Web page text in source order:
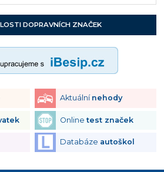
DOPRAVNÍCH ZNAČEK
Aktuální nehody
Onlinetest značek
Databáze autoškol